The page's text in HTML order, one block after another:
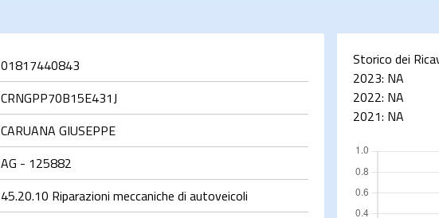
01817440843
CRNGPP70B15E431J
CARUANA GIUSEPPE
AG - 125882
45.20.10 Riparazioni meccaniche di autoveicoli
Storico dei
2023: NA
2022: NA
2021: NA